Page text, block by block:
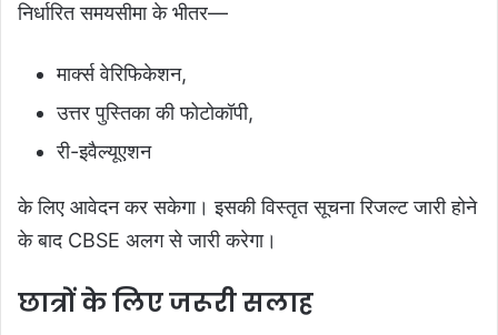
निर्धारित समयसीमा के भीतर—
मार्क्स वेरिफिकेशन,
उत्तर पुस्तिका की फोटोकॉपी,
री-इवैल्यूएशन
के लिए आवेदन कर सकेगा। इसकी विस्तृत सूचना रिजल्ट जारी होने
के बाद CBSE अलग से जारी करेगा।
छात्रों के लिए जरूरी सलाह